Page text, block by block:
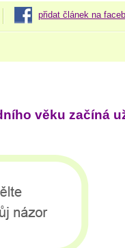
přidat článek na
věku začíná